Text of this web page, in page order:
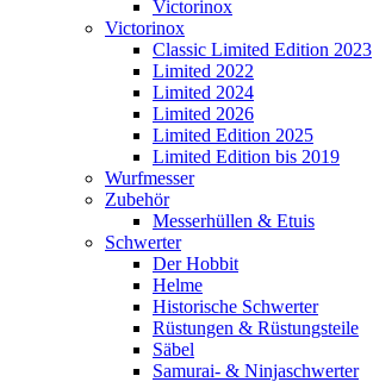
Victorinox
Victorinox
Classic Limited Edition 2023
Limited 2022
Limited 2024
Limited 2026
Limited Edition 2025
Limited Edition bis 2019
Wurfmesser
Zubehör
Messerhüllen & Etuis
Schwerter
Der Hobbit
Helme
Historische Schwerter
Rüstungen & Rüstungsteile
Säbel
Samurai- & Ninjaschwerter